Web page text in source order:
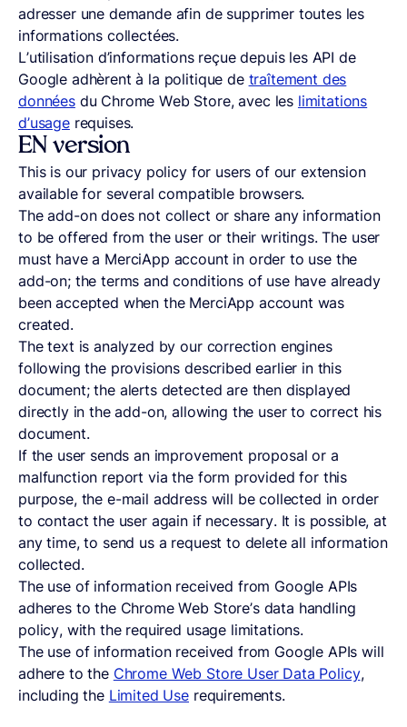
adresser une demande afin de supprimer toutes les
informations collectées.
L’utilisation d’informations reçue depuis les API de
Google adhèrent à la politique de traîtement des
donnéesdu Chrome Web Store, avec les limitations
d’usagerequises.
EN version
This is our privacy policy for users of our extension
available for several compatible browsers.
The add-on does not collect or share any information
to be offered from the user or their writings. The user
must have a MerciApp account in order to use the
add-on; the terms and conditions of use have already
been accepted when the MerciApp account was
created.
The text is analyzed by our correction engines
following the provisions described earlier in this
document; the alerts detected are then displayed
directly in the add-on, allowing the user to correct his
document.
If the user sends an improvement proposal or a
malfunction report via the form provided for this
purpose, the e-mail address will be collected in order
to contact the user again if necessary. It is possible, at
any time, to send us a request to delete all information
collected.
The use of information received from Google APIs
adheres to the Chrome Web Store’s data handling
policy, with the required usage limitations.
The use of information received from Google APIs will
adhere to the Chrome Web Store User Data Policy,
including the Limited Use requirements.